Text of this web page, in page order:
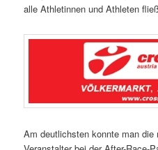
alle Athletinnen und Athleten
Am deutlichsten konnte man die